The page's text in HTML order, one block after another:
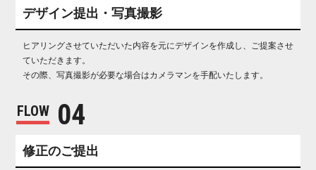
デザイン提出・ 写 真 撮 影
ヒアリングさせていただいた内容を元にデザインを作成し、ご提案させ
ていただきます。
その際、写真撮影が必要な場合はカメラマンを手配いたします。
FLOW 0 4
修正 の ご 提 出